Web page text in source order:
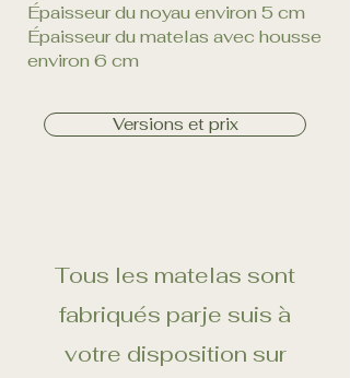
Épaisseur du noyau environ 5 cm
Épaisseur du matelas avec housse
environ 6 cm
Versions et prix
Tous les matelas sont
fabriqués parje suis à
votre disposition sur